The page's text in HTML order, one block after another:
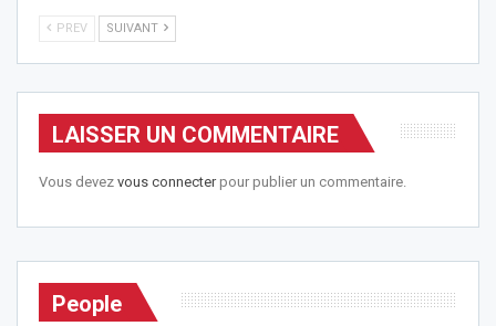
PREV SUIVANT
LAISSER UN COMMENTAIRE
Vous devez vous connecterpour publier un commentaire.
People